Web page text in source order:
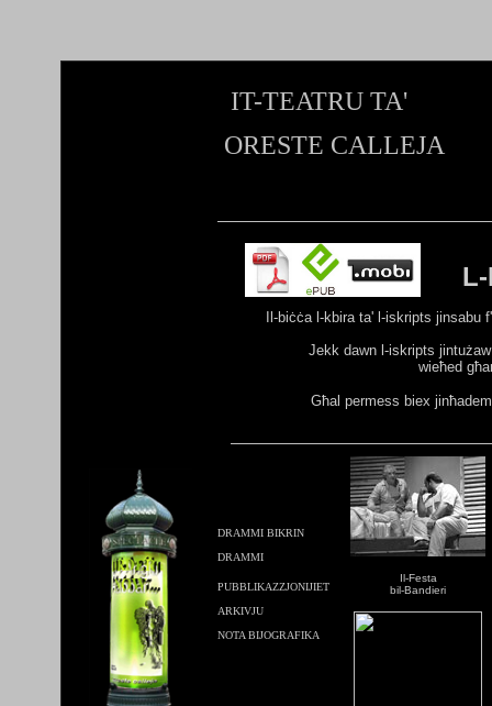
IT-TEATRU TA'
ORESTE CALLEJA
Il-biċċa l-kbira ta' l-iskripts
Jekk dawn l-iskripts jintuża
wieħed
Għal permess biex
DRAMMI BIKRIN
DRAMMI
PUBBLIKAZZJONIJIET
ARKIVJU
NOTA BIJOGRAFIKA
Il-Festa
bil-Bandieri